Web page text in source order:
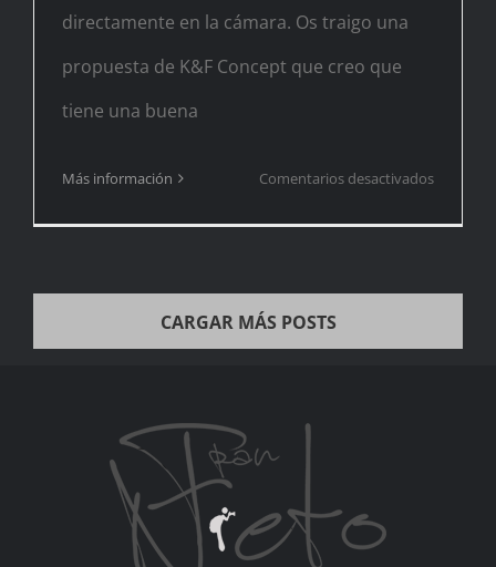
directamente en la cámara. Os traigo una
propuesta de K&F Concept que creo que
tiene una buena
Más información Comentarios desactivadosen
CARGAR MÁS POSTS